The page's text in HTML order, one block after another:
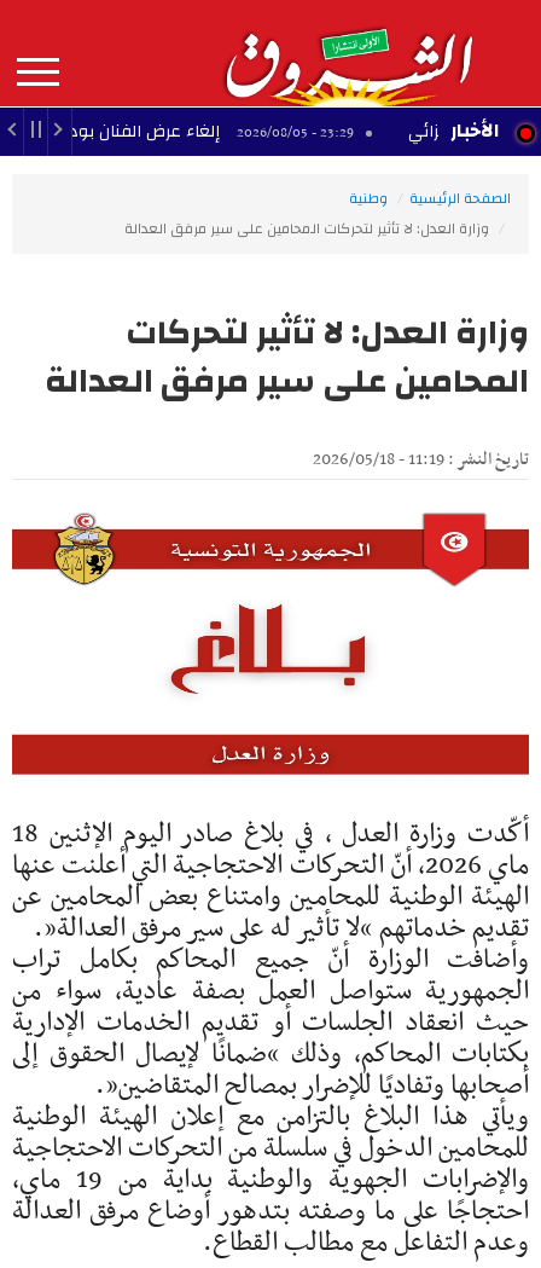
contenu
principal
MAIN
NAVIGATION الأخبار
الجزائي 23:29 - 2026/08/05 إلغاء عرض الفنان بودشار ضمن
الصفحة الرئيسية
وطنية
وزارة العدل: لا تأثير لتحركات المحامين على سير مرفق العدالة
وزارة العدل: لا تأثير لتحركات
المحامين على سير مرفق العدالة
تاريخ النشر : 11:19 - 2026/05/18
أكّدت وزارة العدل ، في بلاغ صادر اليوم الإثنين 18
ماي 2026، أنّ التحركات الاحتجاجية التي أعلنت عنها
الهيئة الوطنية للمحامين وامتناع بعض المحامين عن
تقديم خدماتهم “لا تأثير له على سير مرفق العدالة”.
وأضافت الوزارة أنّ جميع المحاكم بكامل تراب
الجمهورية ستواصل العمل بصفة عادية، سواء من
حيث انعقاد الجلسات أو تقديم الخدمات الإدارية
بكتابات المحاكم، وذلك “ضمانًا لإيصال الحقوق إلى
أصحابها وتفاديًا للإضرار بمصالح المتقاضين”.
ويأتي هذا البلاغ بالتزامن مع إعلان الهيئة الوطنية
للمحامين الدخول في سلسلة من التحركات الاحتجاجية
والإضرابات الجهوية والوطنية بداية من 19 ماي،
احتجاجًا على ما وصفته بتدهور أوضاع مرفق العدالة
وعدم التفاعل مع مطالب القطاع.